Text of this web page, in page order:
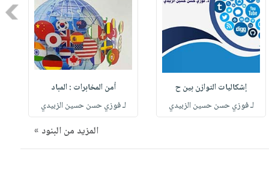
إشكاليات التوازن بين ح
لـ فوزي حسن حسين الزبيدي
أمن المخابرات : المباد
لـ فوزي حسن حسين الزبيدي
المزيد من البنود »